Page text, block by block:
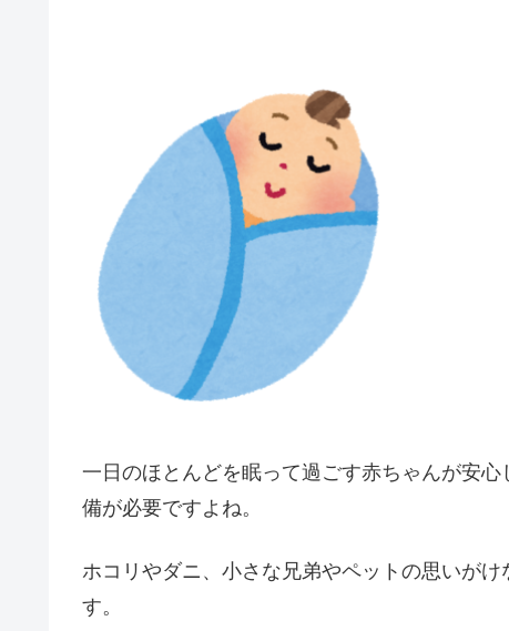
一日のほとんどを眠って過ごす赤ちゃんが安
備が必要ですよね。
ホコリやダニ、小さな兄弟やペットの思いが
す。